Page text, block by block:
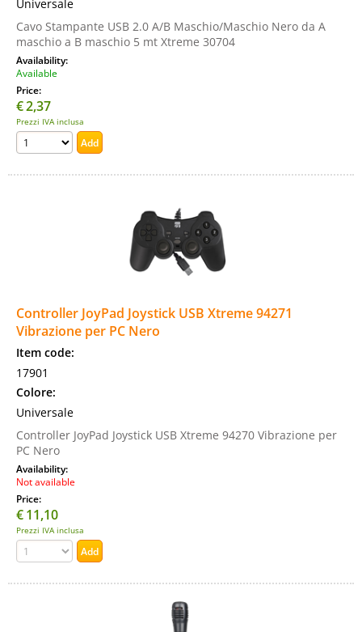
Universale
Cavo Stampante USB 2.0 A/B Maschio/Maschio Nero da A
maschio a B maschio 5 mt Xtreme 30704
Availability:
Available
Price:
€2,37
Prezzi IVA inclusa
Controller JoyPad Joystick USB Xtreme 94271
Vibrazione per PC Nero
Item code:
17901
Colore:
Universale
Controller JoyPad Joystick USB Xtreme 94270 Vibrazione per
PC Nero
Availability:
Not available
Price:
€11,10
Prezzi IVA inclusa